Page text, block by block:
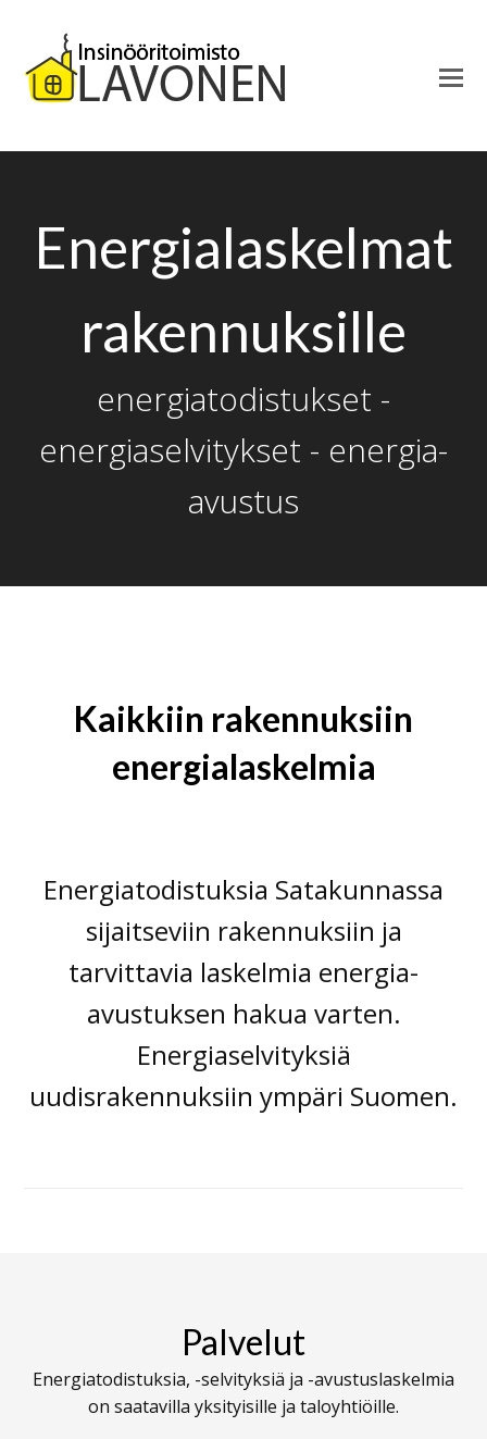
Energialaskelmat
rakennuksille
energiatodistukset -
energiaselvitykset - energia-
avustus
Kaikkiin rakennuksiin
energialaskelmia
Energiatodistuksia Satakunnassa
sijaitseviin rakennuksiin ja
tarvittavia laskelmia energia-
avustuksen hakua varten.
Energiaselvityksiä
uudisrakennuksiin ympäri Suomen.
Palvelut
Energiatodistuksia, -selvityksiä ja -avustuslaskelmia
on saatavilla yksityisille ja taloyhtiöille.